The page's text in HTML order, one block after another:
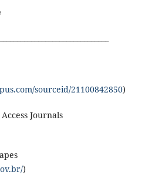
sourceid/21100842850)
Journals
)